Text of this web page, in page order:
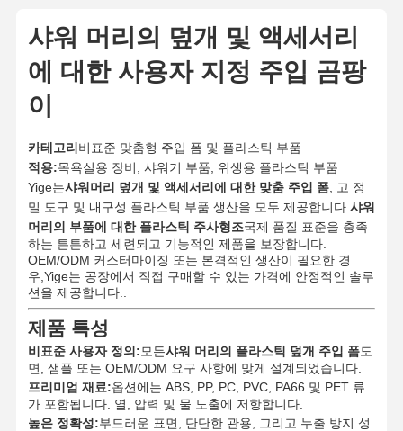
샤워 머리의 덮개 및 액세서리
에 대한 사용자 지정 주입 곰팡
이
카테고리 비표준 맞춤형 주입 폼 및 플라스틱 부품
적용:목욕실용 장비, 샤워기 부품, 위생용 플라스틱 부품
Yige는샤워머리 덮개 및 액세서리에 대한 맞춤 주입 폼, 고 정
밀 도구 및 내구성 플라스틱 부품 생산을 모두 제공합니다. 샤워
머리의 부품에 대한 플라스틱 주사형조국제 품질 표준을 충족
하는 튼튼하고 세련되고 기능적인 제품을 보장합니다.
OEM/ODM 커스터마이징 또는 본격적인 생산이 필요한 경
우,Yige는 공장에서 직접 구매할 수 있는 가격에 안정적인 솔루
션을 제공합니다..
제품 특성
비표준 사용자 정의:모든샤워 머리의 플라스틱 덮개 주입 폼도
면, 샘플 또는 OEM/ODM 요구 사항에 맞게 설계되었습니다.
프리미엄 재료:옵션에는 ABS, PP, PC, PVC, PA66 및 PET 류
가 포함됩니다. 열, 압력 및 물 노출에 저항합니다.
높은 정확성:부드러운 표면, 단단한 관용, 그리고 누출 방지 성